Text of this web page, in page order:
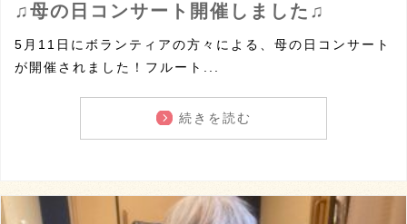
♫母の日コンサート開催しました♫
5月11日にボランティアの方々による、母の日コンサート
が開催されました！フルート...
続きを読む